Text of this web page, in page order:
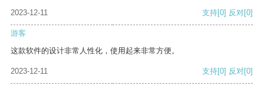
2023-12-11 支持[0] 反对[0]
游客
这款软件的设计非常人性化，使用起来非常方便。
2023-12-11 支持[0] 反对[0]